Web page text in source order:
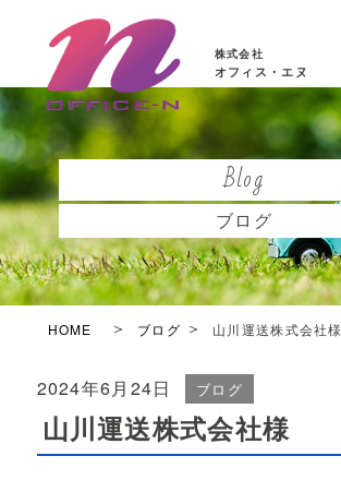
株式会社
オフィス・エヌ
Blog
ブログ
HOME ブログ 山川運送株式会社様
2024年6月24日 ブログ
山川運送株式会社様